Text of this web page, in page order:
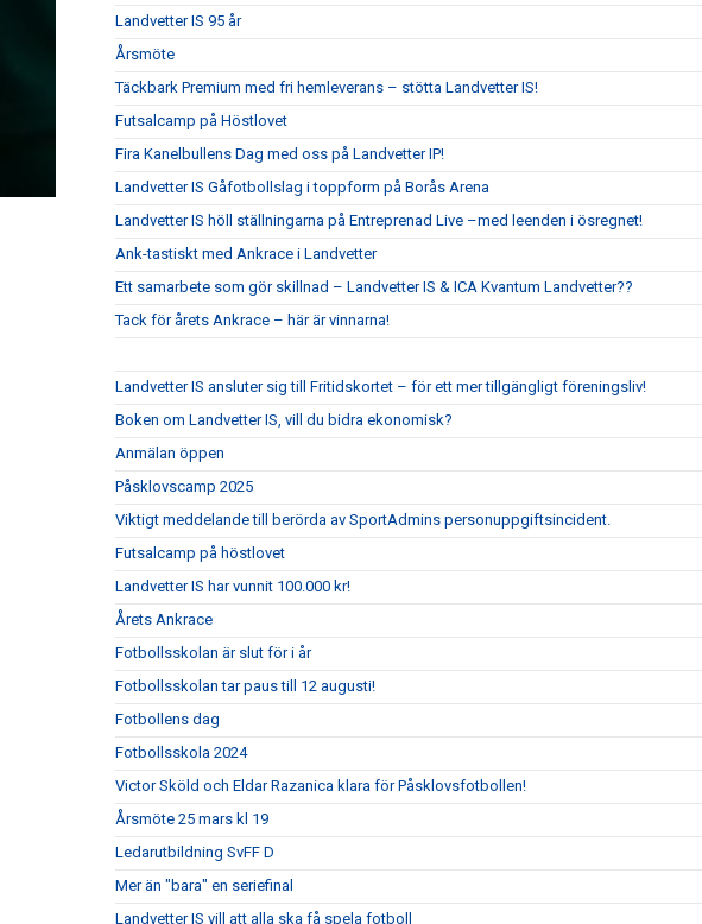
Landvetter IS 95 år
Årsmöte
Täckbark Premium med fri hemleverans – stötta Landvetter IS!
Futsalcamp på Höstlovet
Fira Kanelbullens Dag med oss på Landvetter IP!
Landvetter IS Gåfotbollslag i toppform på Borås Arena
Landvetter IS höll ställningarna på Entreprenad Live –med leenden i ösregnet!
Ank-tastiskt med Ankrace i Landvetter
Ett samarbete som gör skillnad – Landvetter IS & ICA Kvantum Landvetter??
Tack för årets Ankrace – här är vinnarna!
Landvetter IS ansluter sig till Fritidskortet – för ett mer tillgängligt föreningsliv!
Boken om Landvetter IS, vill du bidra ekonomisk?
Anmälan öppen
Påsklovscamp 2025
Viktigt meddelande till berörda av SportAdmins personuppgiftsincident.
Futsalcamp på höstlovet
Landvetter IS har vunnit 100.000 kr!
Årets Ankrace
Fotbollsskolan är slut för i år
Fotbollsskolan tar paus till 12 augusti!
Fotbollens dag
Fotbollsskola 2024
Victor Sköld och Eldar Razanica klara för Påsklovsfotbollen!
Årsmöte 25 mars kl 19
Ledarutbildning SvFF D
Mer än "bara" en seriefinal
Landvetter IS vill att alla ska få spela fotboll